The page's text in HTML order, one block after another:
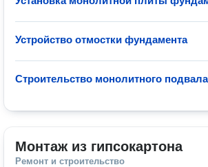
Устройство отмостки фундамента
Строительство монолитного подвала
Монтаж из гипсокартона
Ремонт и строительство